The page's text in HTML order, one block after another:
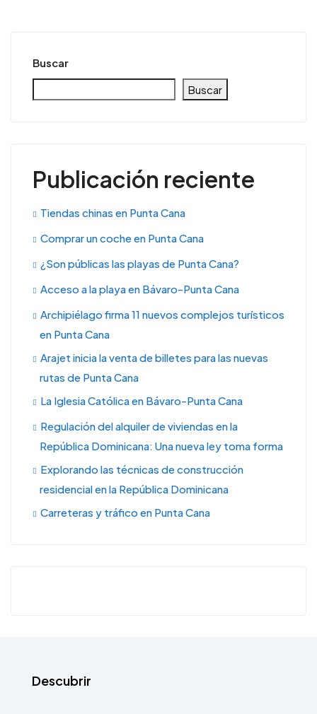
Buscar
Buscar
Publicación reciente
Tiendas chinas en Punta Cana
Comprar un coche en Punta Cana
¿Son públicas las playas de Punta Cana?
Acceso a la playa en Bávaro-Punta Cana
Archipiélago firma 11 nuevos complejos turísticos
en Punta Cana
Arajet inicia la venta de billetes para las nuevas
rutas de Punta Cana
La Iglesia Católica en Bávaro-Punta Cana
Regulación del alquiler de viviendas en la
República Dominicana: Una nueva ley toma forma
Explorando las técnicas de construcción
residencial en la República Dominicana
Carreteras y tráfico en Punta Cana
Descubrir